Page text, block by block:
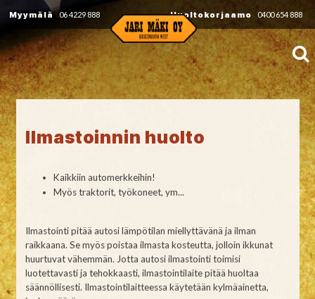
Myymälä 06 4229 888 Huoltokorjaamo 0400 654 888
Ilmastoinnin huolto
Kaikkiin automerkkeihin!
Myös traktorit, työkoneet, ym...
Ilmastointi pitää autosi lämpötilan miellyttävänä ja ilman
raikkaana. Se myös poistaa ilmasta kosteutta, jolloin ikkunat
huurtuvat vähemmän. Jotta autosi ilmastointi toimisi
luotettavasti ja tehokkaasti, ilmastointilaite pitää huoltaa
säännöllisesti. Ilmastointilaitteessa käytetään kylmäainetta,